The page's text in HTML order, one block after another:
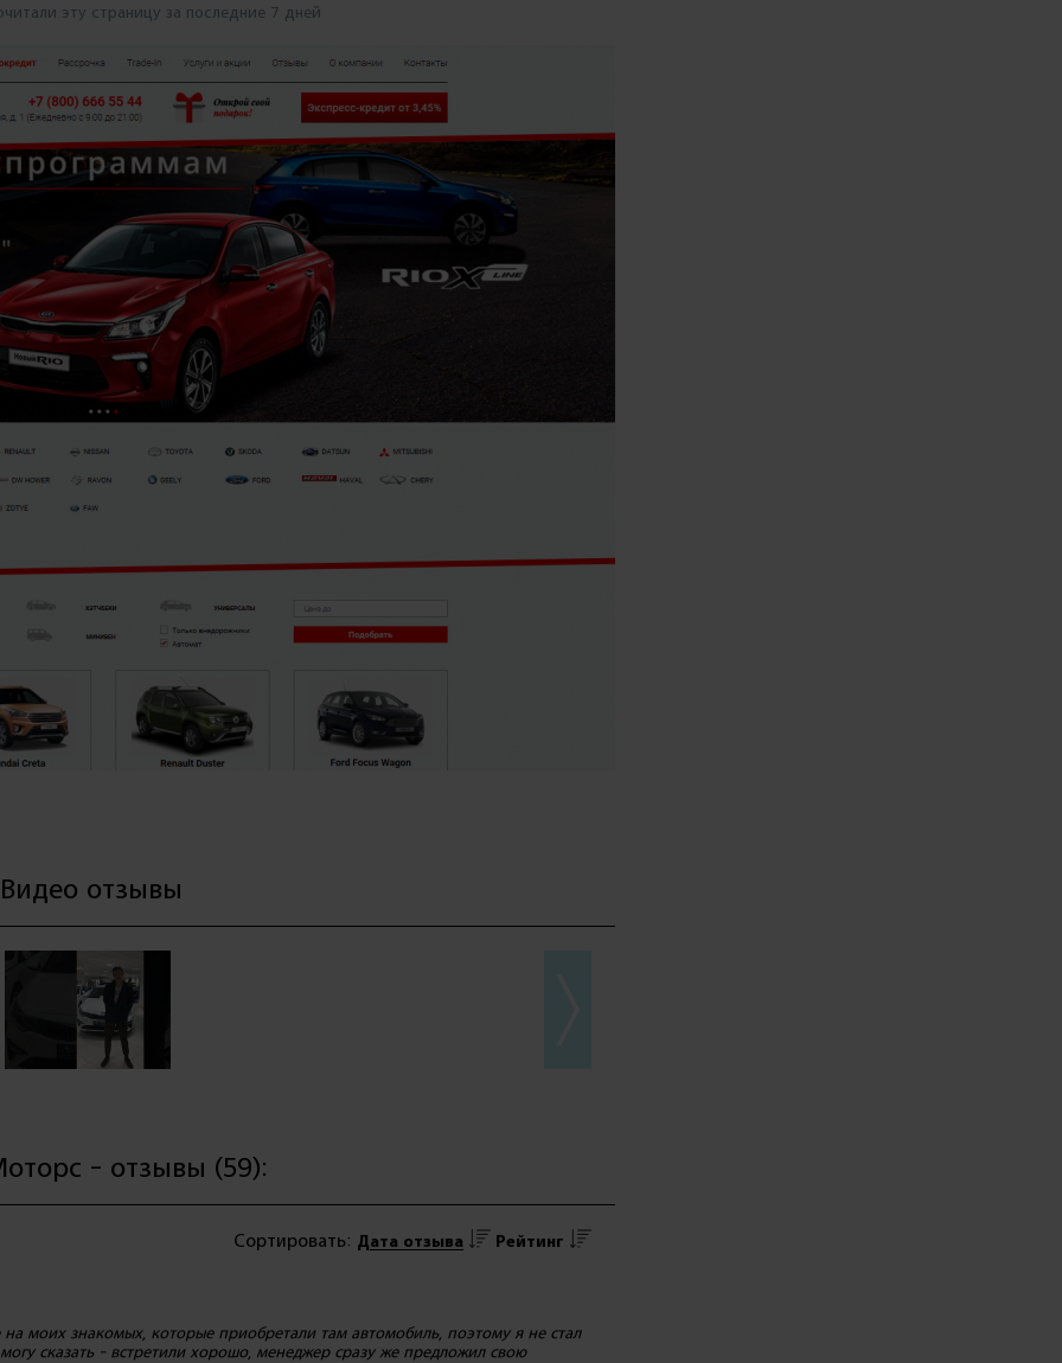
эту страницу за последние 7 дней
Видео отзывы
- отзывы (59):
Сортировать: Дата отзыва Рейтинг
моих знакомых, которые приобретали там автомобиль, поэтому я не стал
сказать - встретили хорошо, менеджер сразу же предложил свою